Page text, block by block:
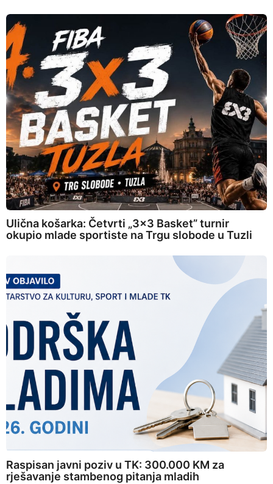
Ulična košarka: Četvrti „3×3 Basket” turnir
okupio mlade sportiste na Trgu slobode u Tuzli
Raspisan javni poziv u TK: 300.000 KM za
rješavanje stambenog pitanja mladih